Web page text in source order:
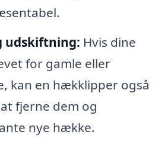
udskiftning: Hvis dine
for gamle eller
kan en hækklipper også
fjerne dem og
nye hække.